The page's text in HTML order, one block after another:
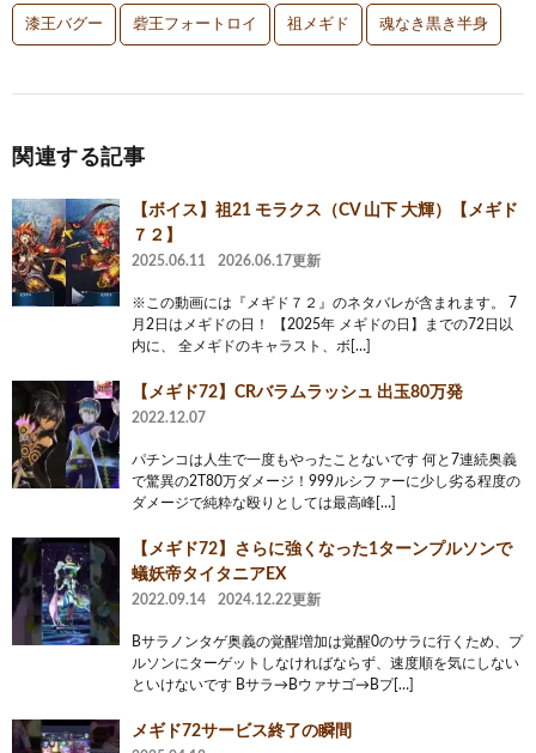
漆王バグー 砦王フォートロイ 祖メギド 魂なき黒き半身
関連する記事
【ボイス】祖21 モラクス（CV 山下 大輝）【メギド
７２】
2025.06.11 2026.06.17更新
※この動画には『メギド７２』のネタバレが含まれます。 7
月2日はメギドの日！ 【2025年 メギドの日】までの72日以
内に、 全メギドのキャラスト、ボ[…]
【メギド72】CRバラムラッシュ 出玉80万発
2022.12.07
パチンコは人生で一度もやったことないです 何と7連続奥義
で驚異の2T80万ダメージ！999ルシファーに少し劣る程度の
ダメージで純粋な殴りとしては最高峰[…]
【メギド72】さらに強くなった1ターンプルソンで
蟻妖帝タイタニアEX
2022.09.14 2024.12.22更新
Bサラノンタゲ奥義の覚醒増加は覚醒0のサラに行くため、プ
ルソンにターゲットしなければならず、速度順を気にしない
といけないです Bサラ→Bウァサゴ→Bプ[…]
メギド72サービス終了の瞬間